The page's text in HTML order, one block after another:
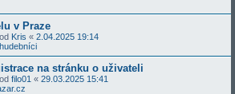
v Praze
Kris « 2.04.2025 19:14
na stránku o uživateli
filo01 « 29.03.2025 15:41